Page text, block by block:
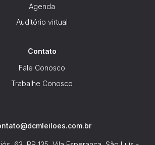
Agenda
Auditório virtual
Contato
Fale Conosco
Trabalhe Conosco